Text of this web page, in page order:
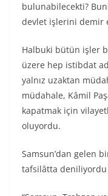
bulunabilecekti?
devlet işlerini demir
Halbuki bütün işler
üzere hep istibdat
yalnız uzaktan
müdahale, Kâmil
kapatmak için
oluyordu.
Samsun’dan gelen
tafsilâtta deniliyordu